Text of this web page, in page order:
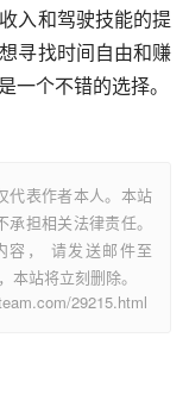
入和驾驶技能的提
寻找时间自由和赚
一个不错的选择。
代表作者本人。本站
担相关法律责任。
容， 请发送邮件至
站将立刻删除。
29215.html